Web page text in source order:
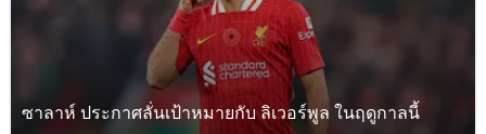
ซาลาห์ ประกาศลั่นเป้าหมายกับ ลิเวอร์พูล ในฤดูกาลนี้